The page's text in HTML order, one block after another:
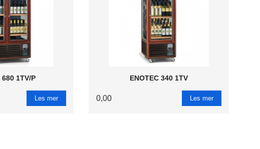
680 1TV/P
Les mer
ENOTEC 340 1TV
0,00 Les mer